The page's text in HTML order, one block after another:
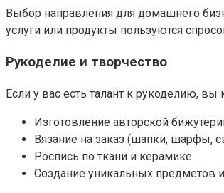
Выбор направления для домашнего
услуги или продукты пользуются
Рукоделие и творчество
Если у вас есть талант к рукоделию,
Изготовление авторской
Вязание на заказ (шапки, шарфы,
Роспись по ткани и керамике
Создание уникальных предметов